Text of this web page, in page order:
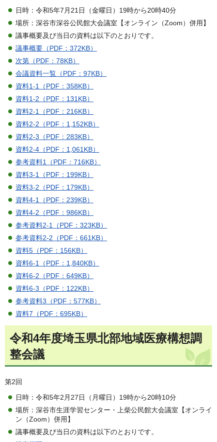
日時：令和5年7月21日（金曜日）19時から20時40分
場所：深谷市深谷公民館大会議室【オンライン（Zoom）併用】
議事概要及び当日の資料は以下のとおりです。
議事概要（PDF：372KB）
次第（PDF：78KB）
会議資料一覧（PDF：97KB）
資料1-1（PDF：358KB）
資料1-2（PDF：131KB）
資料2-1（PDF：216KB）
資料2-2（PDF：1,152KB）
資料2-3（PDF：283KB）
資料2-4（PDF：1,061KB）
参考資料1（PDF：716KB）
資料3-1（PDF：199KB）
資料3-2（PDF：179KB）
資料4-1（PDF：239KB）
資料4-2（PDF：986KB）
参考資料2-1（PDF：323KB）
参考資料2-2（PDF：661KB）
資料5（PDF：156KB）
資料6-1（PDF：1,840KB）
資料6-2（PDF：649KB）
資料6-3（PDF：122KB）
参考資料3（PDF：577KB）
資料7（PDF：695KB）
令和4年度埼玉県北部地域医療構想調
整会議
第2回
日時：令和5年2月27日（月曜日）19時から20時10分
場所：深谷市生涯学習センター・上柴公民館大会議室【オンライ
ン（Zoom）併用】
議事概要及び当日の資料は以下のとおりです。